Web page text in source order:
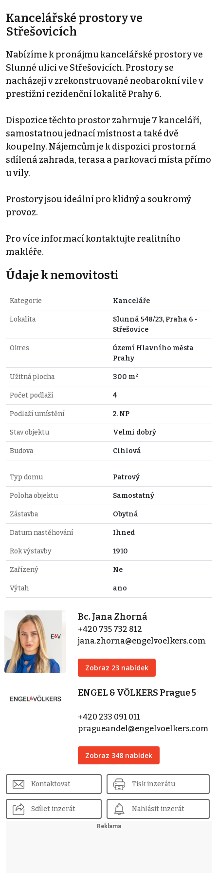
Kancelářské prostory ve
Střešovicích
Nabízíme k pronájmu kancelářské prostory ve
Slunné ulici ve Střešovicích. Prostory se
nacházejí v zrekonstruované neobarokní vile v
prestižní rezidenční lokalitě Prahy 6.
Dispozice těchto prostor zahrnuje 7 kanceláří,
samostatnou jednací místnost a také dvě
koupelny. Nájemcům je k dispozici prostorná
sdílená zahrada, terasa a parkovací místa přímo
u vily.
Prostory jsou ideální pro klidný a soukromý
provoz.
Pro více informací kontaktujte realitního
makléře.
Údaje k nemovitosti
Kategorie Kanceláře
Lokalita
Slunná 548/23, Praha 6 -
Střešovice
Okres
území Hlavního města
Prahy
Užitná plocha 300 m²
Počet podlaží 4
Podlaží umístění 2. NP
Stav objektu Velmi dobrý
Budova Cihlová
Typ domu Patrový
Poloha objektu Samostatný
Zástavba Obytná
Datum nastěhování Ihned
Rok výstavby 1910
Zařízený Ne
Výtah ano
Bc. Jana Zhorná
+420 735 732 812
jana.zhorna@engelvoelkers.com
Zobraz 23 nabídek
ENGEL & VÖLKERS Prague 5
+420 233 091 011
pragueandel@engelvoelkers.com
Zobraz 348 nabídek
Kontaktovat Tisk inzerátu
Sdílet inzerát Nahlásit inzerát